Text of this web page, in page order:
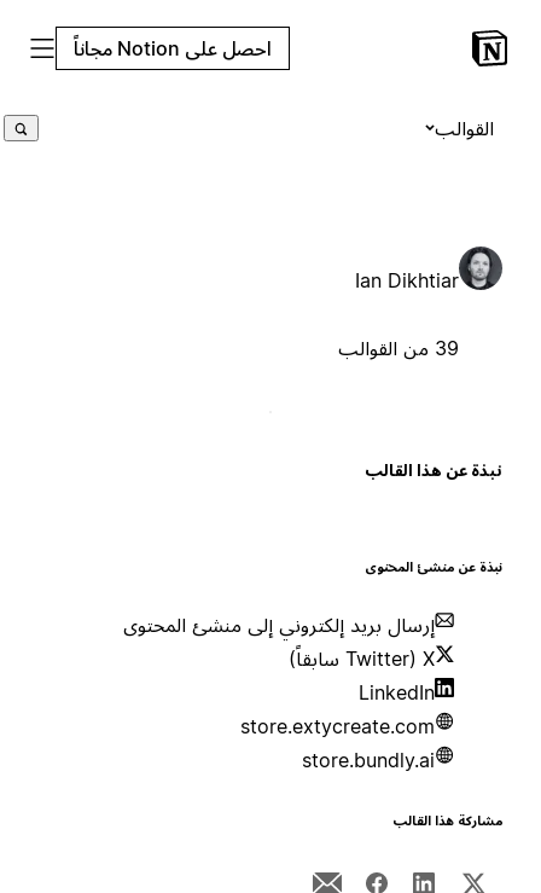
احصل على Notion مجاناً
القوالب
Ian Dikhtiar
عن هذا القالب
عن منشئ المحتوى
إرسال بريد إلكتروني إلى منشئ المحتوى
LinkedIn
store.extycreate.com
store.bundly.ai
هذا القالب